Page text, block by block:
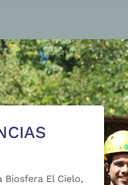
Biosfera El Cielo,